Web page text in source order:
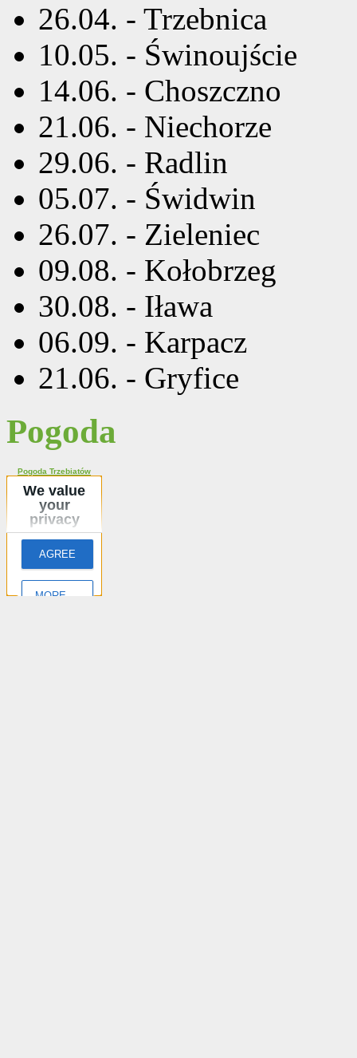
26.04. - Trzebnica
10.05. - Świnoujście
14.06. - Choszczno
21.06. - Niechorze
29.06. - Radlin
05.07. - Świdwin
26.07. - Zieleniec
09.08. - Kołobrzeg
30.08. - Iława
06.09. - Karpacz
21.06. - Gryfice
Pogoda
Pogoda Trzebiatów